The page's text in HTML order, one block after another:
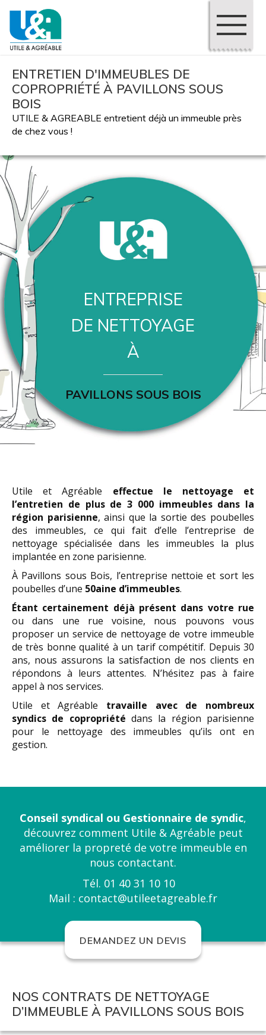
ENTRETIEN D'IMMEUBLES DE
COPROPRIÉTÉ À PAVILLONS SOUS
BOIS
UTILE & AGREABLE entretient déjà un immeuble près
de chez vous !
ENTREPRISE
DE NETTOYAGE
À
PAVILLONS SOUS BOIS
Utile et Agréable effectue le nettoyage et
l’entretien de plus de 3 000 immeubles dans la
région parisienne, ainsi que la sortie des poubelles
des immeubles, ce qui fait d’elle l’entreprise de
nettoyage spécialisée dans les immeubles la plus
implantée en zone parisienne.
À Pavillons sous Bois, l’entreprise nettoie et sort les
poubelles d’une 50aine d’immeubles.
Étant certainement déjà présent dans votre rue
ou dans une rue voisine, nous pouvons vous
proposer un service de nettoyage de votre immeuble
de très bonne qualité à un tarif compétitif. Depuis 30
ans, nous assurons la satisfaction de nos clients en
répondons à leurs attentes. N’hésitez pas à faire
appel à nos services.
Utile et Agréable travaille avec de nombreux
syndics de copropriété dans la région parisienne
pour le nettoyage des immeubles qu’ils ont en
gestion.
Conseil syndical ou Gestionnaire de syndic,
découvrez comment Utile & Agréable peut
améliorer la propreté de votre immeuble en
nous contactant.
Tél. 01 40 31 10 10
Mail : contact@utileetagreable.fr
DEMANDEZ UN DEVIS
NOS CONTRATS DE NETTOYAGE
D’IMMEUBLE À PAVILLONS SOUS BOIS